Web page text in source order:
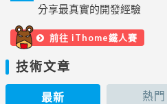
分享最真實的開發經驗
前往 iThome鐵人賽
技術文章
最新 熱門